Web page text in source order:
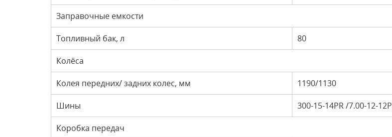
Заправочные емкости
Топливный бак, л 80
Колёса
Колея передних/ задних колес, мм 1190/1130
Шины 300-15-14PR /7.00-12-
Коробка передач